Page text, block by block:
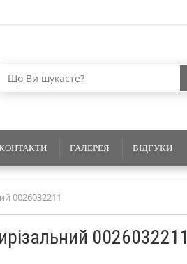
ГАЛЕРЕЯ ВІДГУКИ
0026032211
0026032211